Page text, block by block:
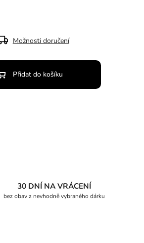
Možnosti doručení
Přidat do košíku
30 DNÍ NA VRÁCENÍ
bez obav z nevhodně vybraného dárku